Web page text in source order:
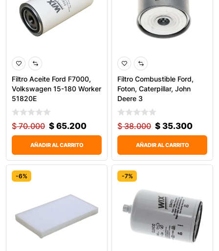
Filtro Aceite Ford F7000,
Volkswagen 15-180 Worker
51820E
$70.000 $ 65.200
AÑADIR AL CARRITO
Filtro Combustible Ford,
Foton, Caterpillar, John
Deere 3
$38.000 $ 35.300
AÑADIR AL CARRITO
-6% -7%